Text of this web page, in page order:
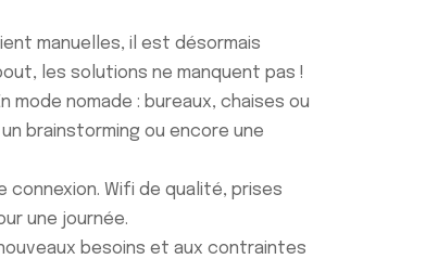
manuelles, il est désormais
les solutions ne manquent pas !
mode nomade : bureaux, chaises ou
brainstorming ou encore une
Wifi de qualité, prises
une journée.
besoins et aux contraintes